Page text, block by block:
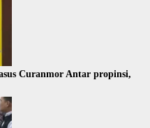
Curanmor Antar propinsi,